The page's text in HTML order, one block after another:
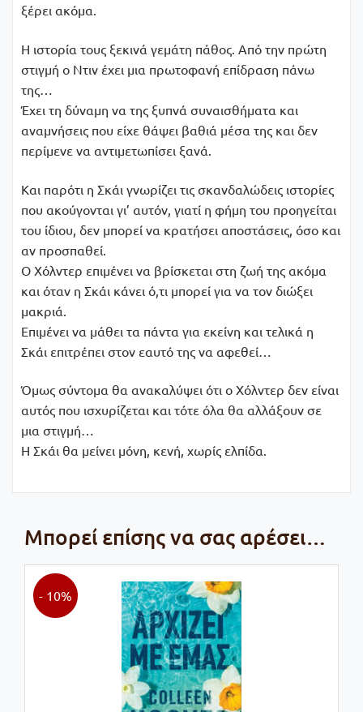
ξέρει ακόμα.
Η ιστορία τους ξεκινά γεμάτη πάθος. Από την πρώτη
στιγμή ο Ντιν έχει μια πρωτοφανή επίδραση πάνω
της…
Έχει τη δύναμη να της ξυπνά συναισθήματα και
αναμνήσεις που είχε θάψει βαθιά μέσα της και δεν
περίμενε να αντιμετωπίσει ξανά.
Και παρότι η Σκάι γνωρίζει τις σκανδαλώδεις ιστορίες
που ακούγονται γι’ αυτόν, γιατί η φήμη του προηγείται
του ίδιου, δεν μπορεί να κρατήσει αποστάσεις, όσο και
αν προσπαθεί.
Ο Χόλντερ επιμένει να βρίσκεται στη ζωή της ακόμα
και όταν η Σκάι κάνει ό,τι μπορεί για να τον διώξει
μακριά.
Επιμένει να μάθει τα πάντα για εκείνη και τελικά η
Σκάι επιτρέπει στον εαυτό της να αφεθεί…
Όμως σύντομα θα ανακαλύψει ότι ο Χόλντερ δεν είναι
αυτός που ισχυρίζεται και τότε όλα θα αλλάξουν σε
μια στιγμή…
Η Σκάι θα μείνει μόνη, κενή, χωρίς ελπίδα.
Μπορεί επίσης να σας αρέσει…
- 10%